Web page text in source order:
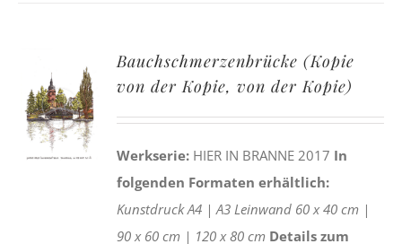
Bauchschmerzenbrücke (Kopie
von der Kopie, von der Kopie)
Werkserie: HIER IN BRANNE 2017 In
folgenden Formaten erhältlich:
KunstdruckA4 |A3Leinwand 60 x 40 cm |
90 x 60 cm | 120 x 80 cm Details zum